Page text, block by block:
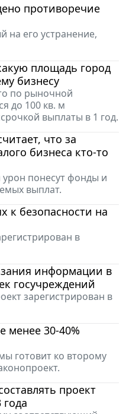
противоречие
на его устранение,
площадь город
бизнесу
по рыночной
до 100 кв. м
выплаты в 1 год.
что за
бизнеса кто-то
урон понесут фонды и
выплат.
к безопасности на
в
информации в
госучреждений
зарегистрирован в
менее 30-40%
готовит ко второму
проект